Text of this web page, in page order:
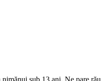
sub 13 ani. Ne pare rău